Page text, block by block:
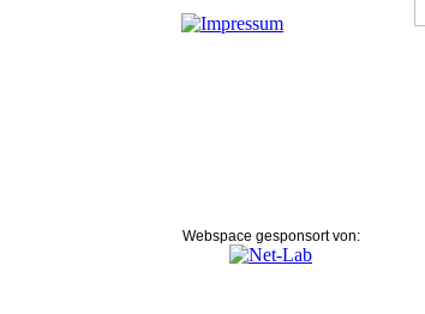
Webspace gesponsort von: